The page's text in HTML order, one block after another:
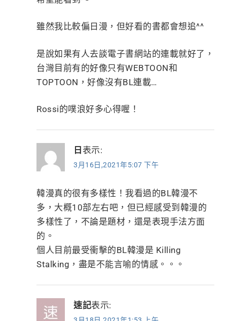
雖然我比較偏日漫，但好看的書都會想追^^
是說如果有人去談電子書網站的連載就好了，
台灣目前有的好像只有WEBTOON和
TOPTOON，好像沒有BL連載…
Rossi的噗浪好多心得喔！
日 表示:
3月16日,2021年5:07 下午
韓漫真的很有多樣性！我看過的BL韓漫不
多，大概10部左右吧，但已經感受到韓漫的
多樣性了，不論是題材，還是表現手法方面
的。
個人目前最受衝擊的BL韓漫是 Killing
Stalking，盡是不能言喻的情感。。。
速記表示: